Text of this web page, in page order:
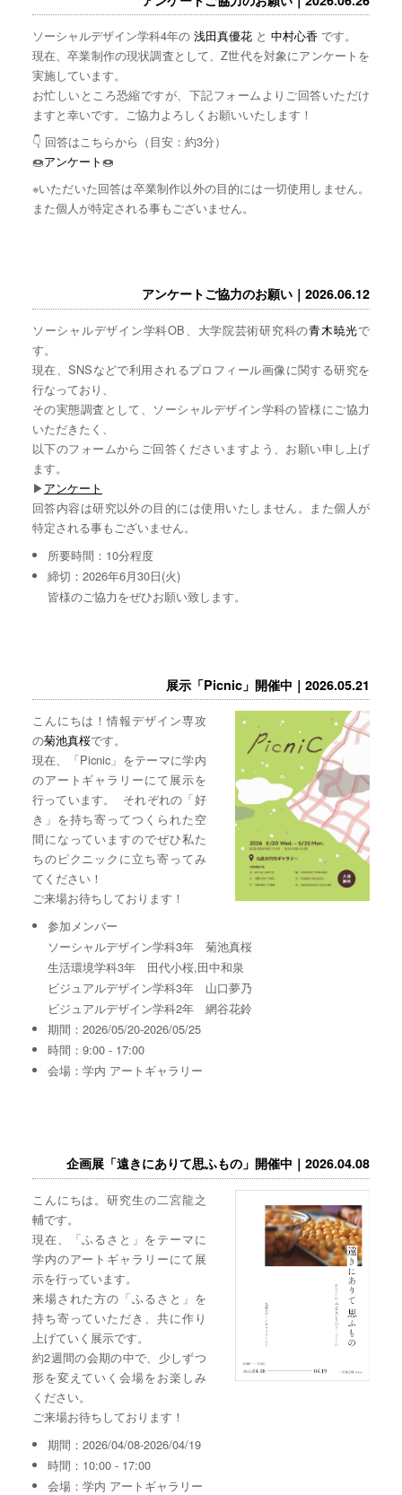
ソーシャルデザイン学科4年の 浅田真優花と 中村心香 です。
現在、卒業制作の現状調査として、Z世代を対象にアンケートを
実施しています。
お忙しいところ恐縮ですが、下記フォームよりご回答いただけ
ますと幸いです。ご協力よろしくお願いいたします！
👇 回答はこちらから（目安：約3分）
🍩アンケート🍩
※いただいた回答は卒業制作以外の目的には一切使用しません。
また個人が特定される事もございません。
アンケートご協力のお願い｜2026.06.12
ソーシャルデザイン学科OB、大学院芸術研究科の青木暁光で
す。
現在、SNSなどで利用されるプロフィール画像に関する研究を
行なっており、
その実態調査として、ソーシャルデザイン学科の皆様にご協力
いただきたく、
以下のフォームからご回答くださいますよう、お願い申し上げ
ます。
▶︎アンケート
回答内容は研究以外の目的には使用いたしません。また個人が
特定される事もございません。
所要時間：10分程度
締切：2026年6月30日(火)
皆様のご協力をぜひお願い致します。
展示「Picnic」開催中｜2026.05.21
こんにちは！情報デザイン専攻
の菊池真桜です。
現在、「Picnic」をテーマに学内
のアートギャラリーにて展示を
行っています。 それぞれの「好
き」を持ち寄ってつくられた空
間になっていますのでぜひ私た
ちのピクニックに立ち寄ってみ
てください！
ご来場お待ちしております！
参加メンバー
ソーシャルデザイン学科3年 菊池真桜
生活環境学科3年 田代小桜,田中和泉
ビジュアルデザイン学科3年 山口夢乃
ビジュアルデザイン学科2年 網谷花鈴
期間：2026/05/20-2026/05/25
時間：9:00 - 17:00
会場：学内 アートギャラリー
企画展「遠きにありて思ふもの」開催中｜2026.04.08
こんにちは。研究生の二宮龍之
輔です。
現在、「ふるさと」をテーマに
学内のアートギャラリーにて展
示を行っています。
来場された方の「ふるさと」を
持ち寄っていただき、共に作り
上げていく展示です。
約2週間の会期の中で、少しずつ
形を変えていく会場をお楽しみ
ください。
ご来場お待ちしております！
期間：2026/04/08-2026/04/19
時間：10:00 - 17:00
会場：学内 アートギャラリー